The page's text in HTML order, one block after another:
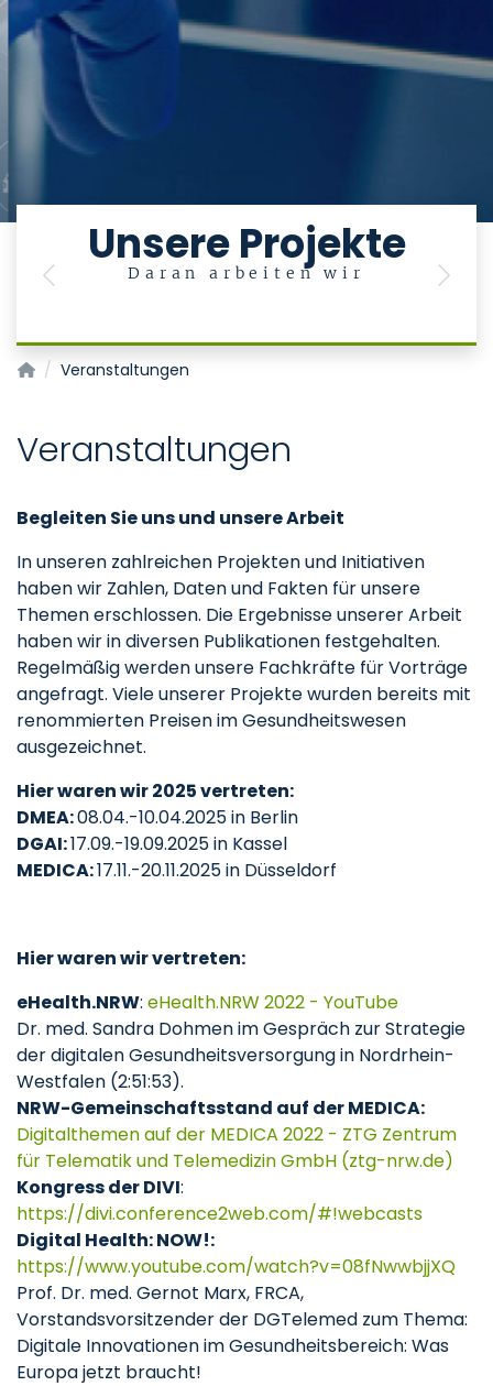
Unsere Projekte
Daran arbeiten wir
Previous Next
Innovationszentrum Digitale Medizin
Veranstaltungen
Veranstaltungen
Begleiten Sie uns und unsere Arbeit
In unseren zahlreichen Projekten und Initiativen
haben wir Zahlen, Daten und Fakten für unsere
Themen erschlossen. Die Ergebnisse unserer Arbeit
haben wir in diversen Publikationen festgehalten.
Regelmäßig werden unsere Fachkräfte für Vorträge
angefragt. Viele unserer Projekte wurden bereits mit
renommierten Preisen im Gesundheitswesen
ausgezeichnet.
Hier waren wir 2025 vertreten:
DMEA:08.04.-10.04.2025 in Berlin
DGAI:17.09.-19.09.2025 in Kassel
MEDICA:17.11.-20.11.2025 in Düsseldorf
Hier waren wir vertreten:
eHealth.NRW: eHealth.NRW 2022 - YouTube
Dr. med. Sandra Dohmen im Gespräch zur Strategie
der digitalen Gesundheitsversorgung in Nordrhein-
Westfalen (2:51:53).
NRW-Gemeinschaftsstand auf der MEDICA:
Digitalthemen auf der MEDICA 2022 - ZTG Zentrum
für Telematik und Telemedizin GmbH (ztg-nrw.de)
Kongress der DIVI:
https://divi.conference2web.com/#!webcasts
Digital Health: NOW!:
https://www.youtube.com/watch?v=08fNwwbjjXQ
Prof. Dr. med. Gernot Marx, FRCA,
Vorstandsvorsitzender der DGTelemed zum Thema:
Digitale Innovationen im Gesundheitsbereich: Was
Europa jetzt braucht!